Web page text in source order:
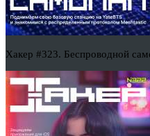
Хакер #323. Беспроводной